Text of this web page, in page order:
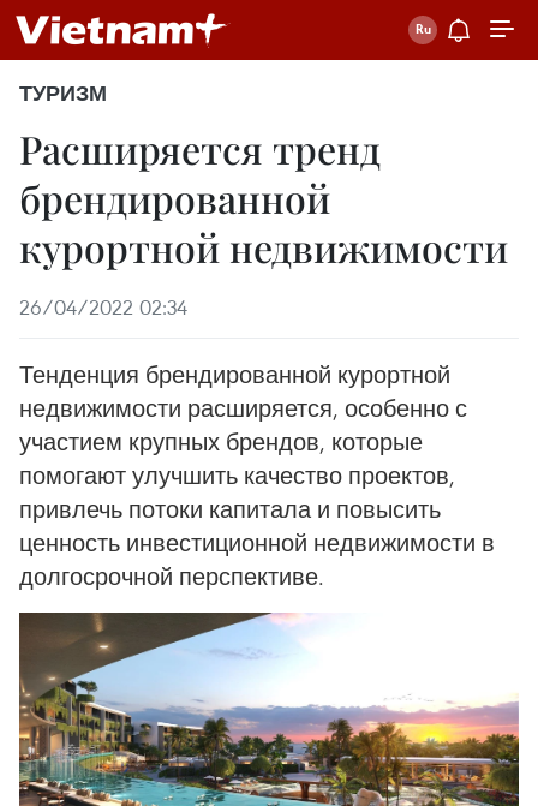
ТУРИЗМ
Расширяется тренд
брендированной
курортной недвижимости
26/04/2022 02:34
Тенденция брендированной курортной
недвижимости расширяется, особенно с
участием крупных брендов, которые
помогают улучшить качество проектов,
привлечь потоки капитала и повысить
ценность инвестиционной недвижимости в
долгосрочной перспективе.